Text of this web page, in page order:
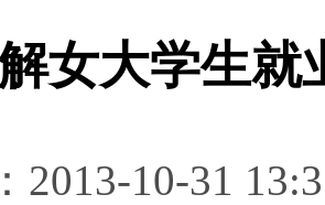
女大学生就
2013-10-31